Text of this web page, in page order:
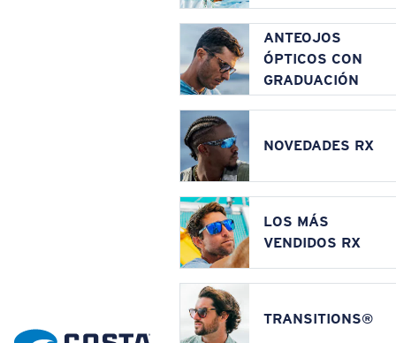
ANTEOJOS
ÓPTICOS CON
GRADUACIÓN
NOVEDADES RX
LOS MÁS
VENDIDOS RX
TRANSITIONS®